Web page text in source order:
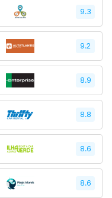
9.3
9.2
8.9
8.8
8.6
8.6